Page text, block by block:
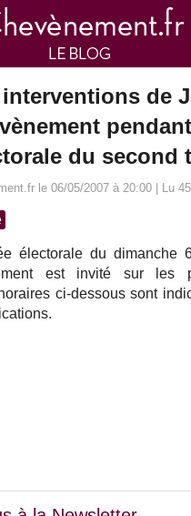
de
du second
le 06/05/2007 à 20:00 | Lu
électorale du dimanche
est invité sur les
ci-dessous sont